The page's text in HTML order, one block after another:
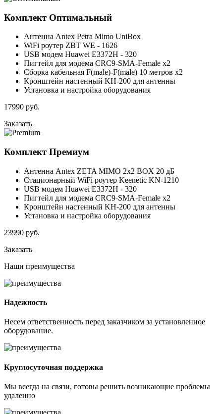
Комплект Оптимальный
Антенна Antex Petra Mimo UniBox
WiFi роутер ZBT WE - 1626
USB модем Huawei E3372H - 320
Пигтейл для модема CRC9-SMA-Female x2
Сборка кабельная F(male)-F(male) 10 метров x2
Кронштейн настенный KH-200 для антенны
Установка и настройка оборудования
17990 руб.
Заказать
КомплектПремиум
Антенна Antex ZETA MIMO 2x2 BOX 20 дБ
Стационарный WiFi роутер Keenetic KN-1210
USB модем Huawei E3372H - 320
Пигтейл для модема CRC9-SMA-Female x2
Кронштейн настенный KH-200 для антенны
Установка и настройка оборудования
23990 руб.
Заказать
Наши преимущества
Надежность
Несем ответственность перед заказчиком за установленное
оборудование.
Круглосуточная поддержка
Мы всегда на связи, готовы решить возникающие проблемы
удаленно